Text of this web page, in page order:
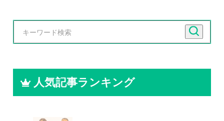
人気記事ランキング